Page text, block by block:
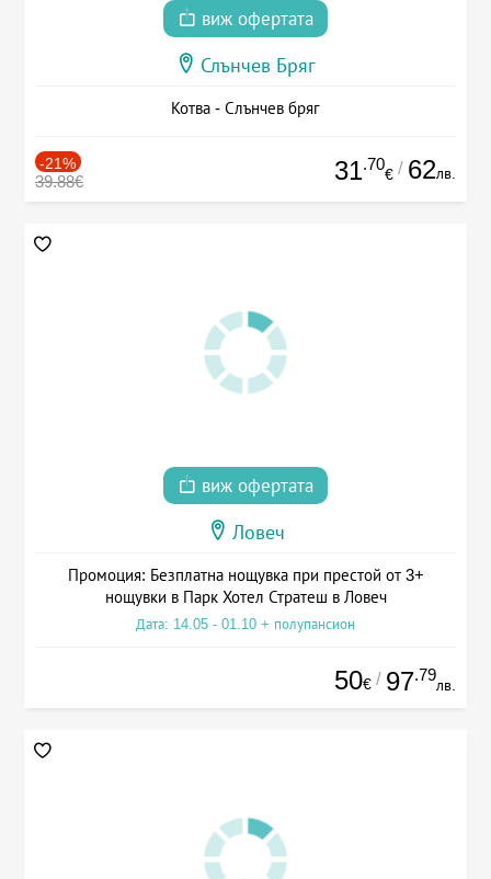
виж офертата
Слънчев Бряг
Котва - Слънчев бряг
-21%
39.88€ 31.70
€ / 62лв.
виж офертата
Ловеч
Промоция: Безплатна нощувка при престой от 3+
нощувки в Парк Хотел Стратеш в Ловеч
Дата: 14.05 - 01.10 + полупансион
50€ / 97.79
лв.